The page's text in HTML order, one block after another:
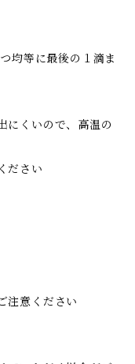
均等に最後の１滴ま
にくいので、高温の
ださい
注意ください